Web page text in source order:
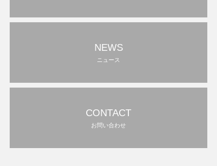
NEWS
ニュース
CONTACT
お問い合わせ